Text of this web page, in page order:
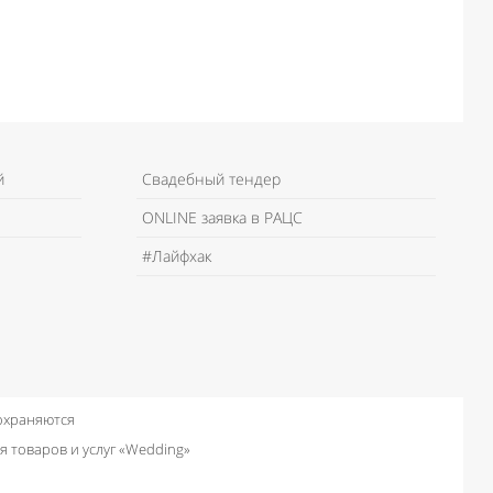
Свадебный тендер
ONLINE заявка в РАЦС
#Лайфхак
товаров и услуг «Wedding»